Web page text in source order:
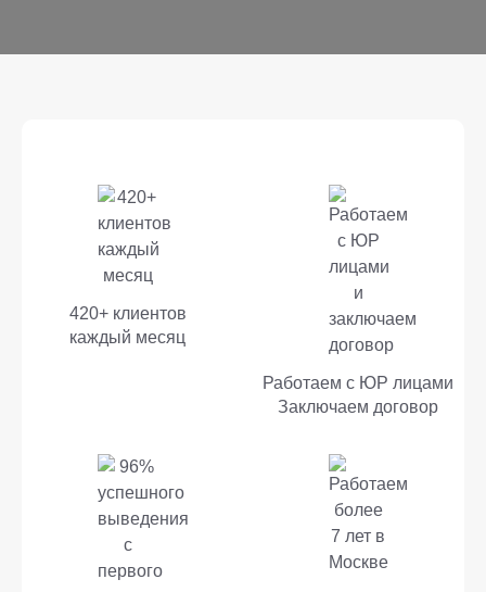
420+ клиентов
каждый месяц
Работаем с ЮР лицами
Заключаем договор